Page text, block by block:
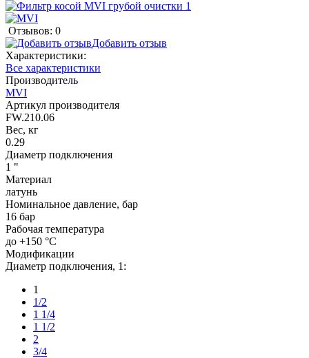
Отзывов: 0
Добавить отзыв
Характеристики:
Все характеристики
Производитель
MVI
Артикул производителя
FW.210.06
Вес, кг
0.29
Диаметр подключения
1 "
Материал
латунь
Номинальное давление, бар
16 бар
Рабочая температура
до +150 °C
Модификации
Диаметр подключения, 1:
1
1/2
1 1/4
1 1/2
2
3/4